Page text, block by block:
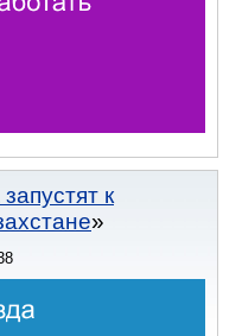
к